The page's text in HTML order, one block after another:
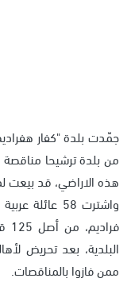
جمّدت بلدة "كفار
هذه الاراضي، قد بيعت
واشترت 58
البلدية، بعد تحريض
ممن فازوا بالمناقصات.